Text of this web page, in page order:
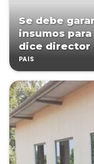
Se debe
insumos
dice director
PAÍS